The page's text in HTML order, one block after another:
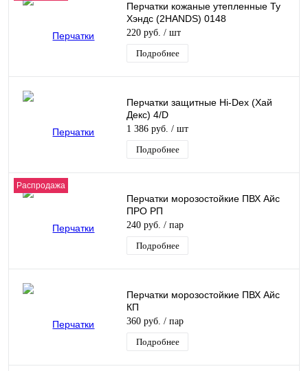
Перчатки кожаные утепленные Ту
Хэндс (2HANDS) 0148
220 руб. / шт
Подробнее
Перчатки защитные Hi-Dex (Хай
Декс) 4/D
1 386 руб. / шт
Подробнее
Распродажа
Перчатки морозостойкие ПВХ Айс
ПРО РП
240 руб. / пар
Подробнее
Перчатки морозостойкие ПВХ Айс
КП
360 руб. / пар
Подробнее